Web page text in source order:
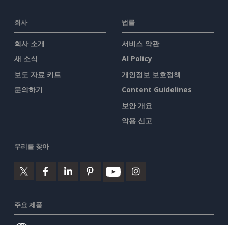
회사
회사 소개
새 소식
보도 자료 키트
문의하기
법률
서비스 약관
AI Policy
개인정보 보호정책
Content Guidelines
보안 개요
악용 신고
우리를 찾아
주요 제품